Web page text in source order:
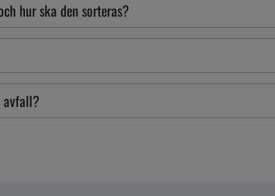
hur ska den sorteras?
avfall?